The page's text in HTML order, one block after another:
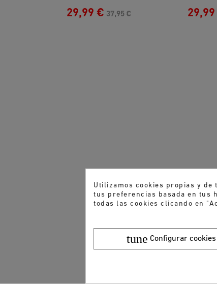
29,99 € 37,95 €
Utilizamos cookies propias y
tus preferencias basada en tus
todas las cookies clicando en
tune Configurar cookies